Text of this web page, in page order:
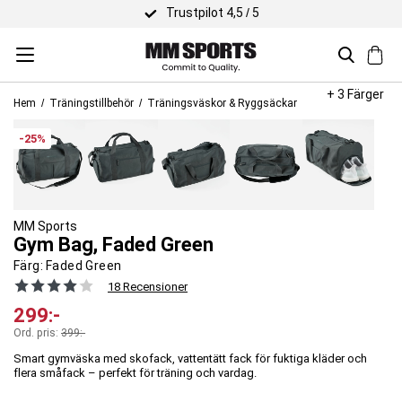
Trustpilot 4,5 / 5
Hem Träningstillbehör Träningsväskor & Ryggsäckar
+ 3 Färger
-25%
MM Sports
Gym Bag, Faded Green
Färg: Faded Green
18 Recensioner
299:-
Ord. pris: 399:-
Smart gymväska med skofack, vattentätt fack för fuktiga kläder och
flera småfack – perfekt för träning och vardag.